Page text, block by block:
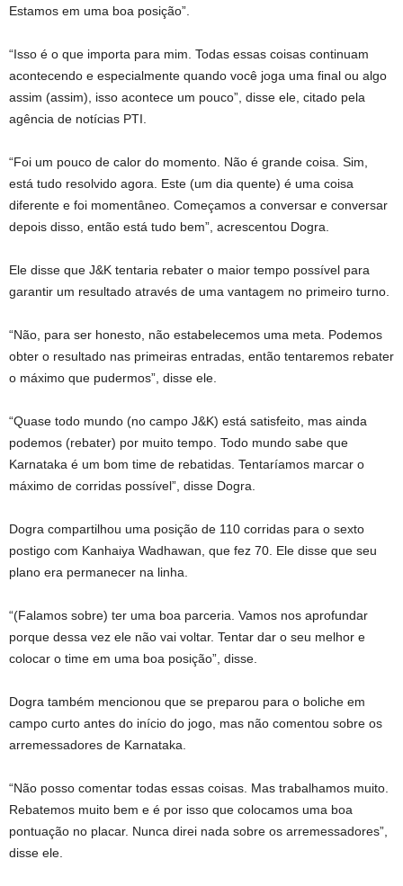
Estamos em uma boa posição”.
“Isso é o que importa para mim. Todas essas coisas continuam
acontecendo e especialmente quando você joga uma final ou algo
assim (assim), isso acontece um pouco”, disse ele, citado pela
agência de notícias PTI.
“Foi um pouco de calor do momento. Não é grande coisa. Sim,
está tudo resolvido agora. Este (um dia quente) é uma coisa
diferente e foi momentâneo. Começamos a conversar e conversar
depois disso, então está tudo bem”, acrescentou Dogra.
Ele disse que J&K tentaria rebater o maior tempo possível para
garantir um resultado através de uma vantagem no primeiro turno.
“Não, para ser honesto, não estabelecemos uma meta. Podemos
obter o resultado nas primeiras entradas, então tentaremos rebater
o máximo que pudermos”, disse ele.
“Quase todo mundo (no campo J&K) está satisfeito, mas ainda
podemos (rebater) por muito tempo. Todo mundo sabe que
Karnataka é um bom time de rebatidas. Tentaríamos marcar o
máximo de corridas possível”, disse Dogra.
Dogra compartilhou uma posição de 110 corridas para o sexto
postigo com Kanhaiya Wadhawan, que fez 70. Ele disse que seu
plano era permanecer na linha.
“(Falamos sobre) ter uma boa parceria. Vamos nos aprofundar
porque dessa vez ele não vai voltar. Tentar dar o seu melhor e
colocar o time em uma boa posição”, disse.
Dogra também mencionou que se preparou para o boliche em
campo curto antes do início do jogo, mas não comentou sobre os
arremessadores de Karnataka.
“Não posso comentar todas essas coisas. Mas trabalhamos muito.
Rebatemos muito bem e é por isso que colocamos uma boa
pontuação no placar. Nunca direi nada sobre os arremessadores”,
disse ele.